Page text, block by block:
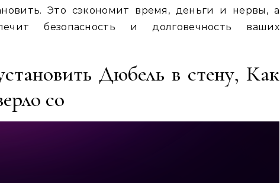
Это сэкономит время, деньги и нервы, а
безопасность и долговечность ваших
Дюбель в стену, Как
со